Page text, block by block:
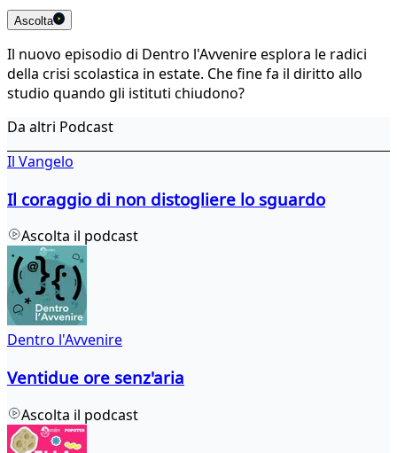
Ascolta
Il nuovo episodio di Dentro l'Avvenire esplora le radici
della crisi scolastica in estate. Che fine fa il diritto allo
studio quando gli istituti chiudono?
Da altri Podcast
Il Vangelo
Il coraggio di non distogliere lo sguardo
Ascolta il podcast
Dentro l'Avvenire
Ventidue ore senz'aria
Ascolta il podcast